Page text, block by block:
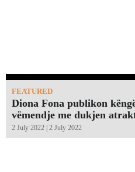
FEATURED
Diona Fona publikon
vëmendje me dukjen
2 July 2022 | 2 July 2022